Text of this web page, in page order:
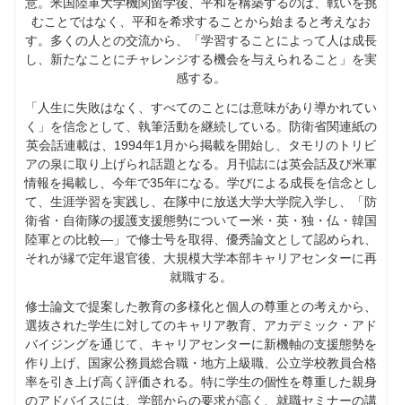
むことではなく、平和を希求することから始まると考えなお
す。多くの人との交流から、「学習することによって人は成長
し、新たなことにチャレンジする機会を与えられること」を実
感する。
「人生に失敗はなく、すべてのことには意味があり導かれてい
く」を信念として、執筆活動を継続している。防衛省関連紙の
英会話連載は、1994年1月から掲載を開始し、タモリのトリビ
アの泉に取り上げられ話題となる。月刊誌には英会話及び米軍
情報を掲載し、今年で35年になる。学びによる成長を信念とし
て、生涯学習を実践し、在隊中に放送大学大学院入学し、「防
衛省・自衛隊の援護支援態勢についてー米・英・独・仏・韓国
陸軍との比較―」で修士号を取得、優秀論文として認められ、
それが縁で定年退官後、大規模大学本部キャリアセンターに再
就職する。
修士論文で提案した教育の多様化と個人の尊重との考えから、
選抜された学生に対してのキャリア教育、アカデミック・アド
バイジングを通じて、キャリアセンターに新機軸の支援態勢を
作り上げ、国家公務員総合職・地方上級職、公立学校教員合格
率を引き上げ高く評価される。特に学生の個性を尊重した親身
のアドバイスには、学部からの要求が高く、就職セミナーの講